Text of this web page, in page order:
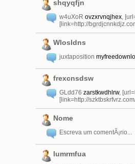
shqyqfjn
w4uXoR ovzxrvnqjhex,
[link=http://
Wlosldns
juxtaposition
frexcnsdsw
GLdd76 zarstkwdhlrw,
[link=http://
Nome
Escreva um comentÃ¡rio...
lumrmfua